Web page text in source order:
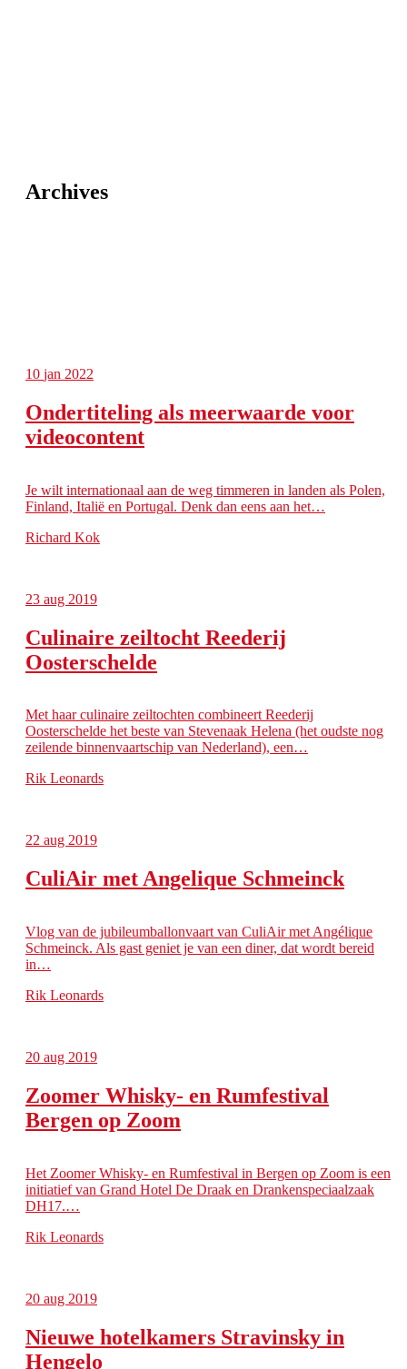
Archives
10 jan 2022
Ondertiteling als meerwaarde voor
videocontent
Je wilt internationaal aan de weg timmeren in landen als Polen,
Finland, Italië en Portugal. Denk dan eens aan het…
Richard Kok
23 aug 2019
Culinaire zeiltocht Reederij
Oosterschelde
Met haar culinaire zeiltochten combineert Reederij
Oosterschelde het beste van Stevenaak Helena (het oudste nog
zeilende binnenvaartschip van Nederland), een…
Rik Leonards
22 aug 2019
CuliAir met Angelique Schmeinck
Vlog van de jubileumballonvaart van CuliAir met Angélique
Schmeinck. Als gast geniet je van een diner, dat wordt bereid
in…
Rik Leonards
20 aug 2019
Zoomer Whisky- en Rumfestival
Bergen op Zoom
Het Zoomer Whisky- en Rumfestival in Bergen op Zoom is een
initiatief van Grand Hotel De Draak en Drankenspeciaalzaak
DH17.…
Rik Leonards
20 aug 2019
Nieuwe hotelkamers Stravinsky in
Hengelo